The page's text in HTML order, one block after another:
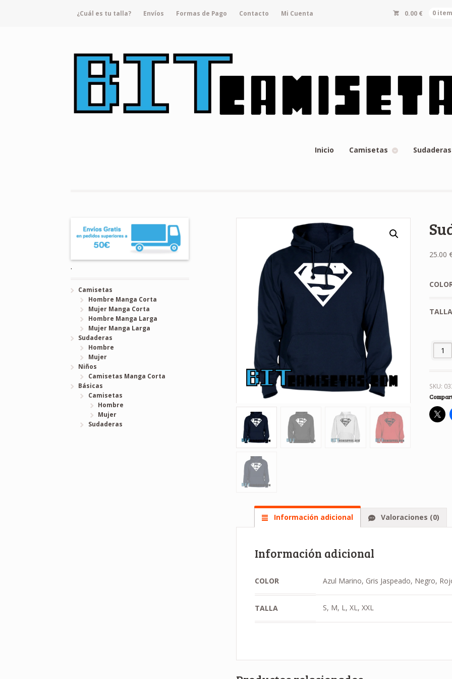
¿Cuál es tu talla? Envíos Formas de Pago Contacto Mi Cuenta 0.00 € 0
Inicio Camisetas Sudaderas
25.00
TALLA
SKU:
Información adicional Valoraciones (0)
Información adicional
COLOR Azul Marino, Gris Jaspeado, Negro,
TALLA S, M, L, XL, XXL
.
Camisetas
Hombre Manga Corta
Mujer Manga Corta
Hombre Manga Larga
Mujer Manga Larga
Sudaderas
Hombre
Mujer
Niños
Camisetas Manga Corta
Básicas
Camisetas
Hombre
Mujer
Sudaderas